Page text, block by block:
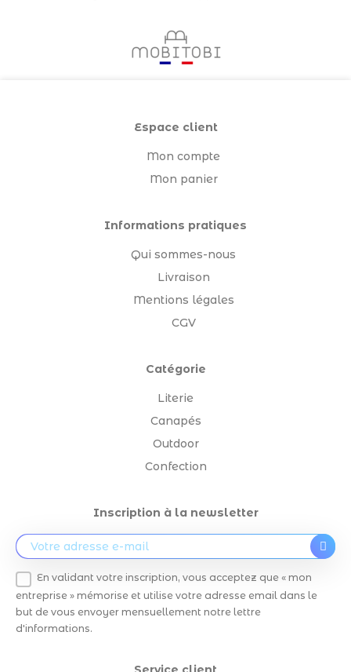
Espace client
Mon compte
Mon panier
Informations pratiques
Qui sommes-nous
Livraison
Mentions légales
CGV
Catégorie
Literie
Canapés
Outdoor
Confection
Inscription à la newsletter
En validant votre inscription, vous acceptez que « mon
entreprise » mémorise et utilise votre adresse email dans le
but de vous envoyer mensuellement notre lettre
d'informations.